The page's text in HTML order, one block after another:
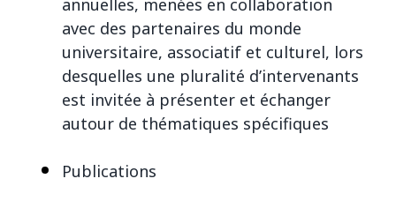
annuelles, menées en collaboration
avec des partenaires du monde
universitaire, associatif et culturel, lors
desquelles une pluralité d’intervenants
est invitée à présenter et échanger
autour de thématiques spécifiques
Publications